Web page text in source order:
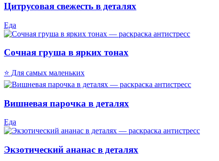
Цитрусовая свежесть в деталях
Еда
Сочная груша в ярких тонах
⭐ Для самых маленьких
Вишневая парочка в деталях
Еда
Экзотический ананас в деталях